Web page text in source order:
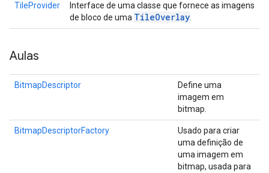
TileProvider
Interface de uma classe que fornece as imagens
de bloco de uma TileOverlay
Aulas
BitmapDescriptor
Define uma
imagem em
bitmap.
BitmapDescriptorFactory
Usado para criar
uma definição de
uma imagem em
bitmap, usada para